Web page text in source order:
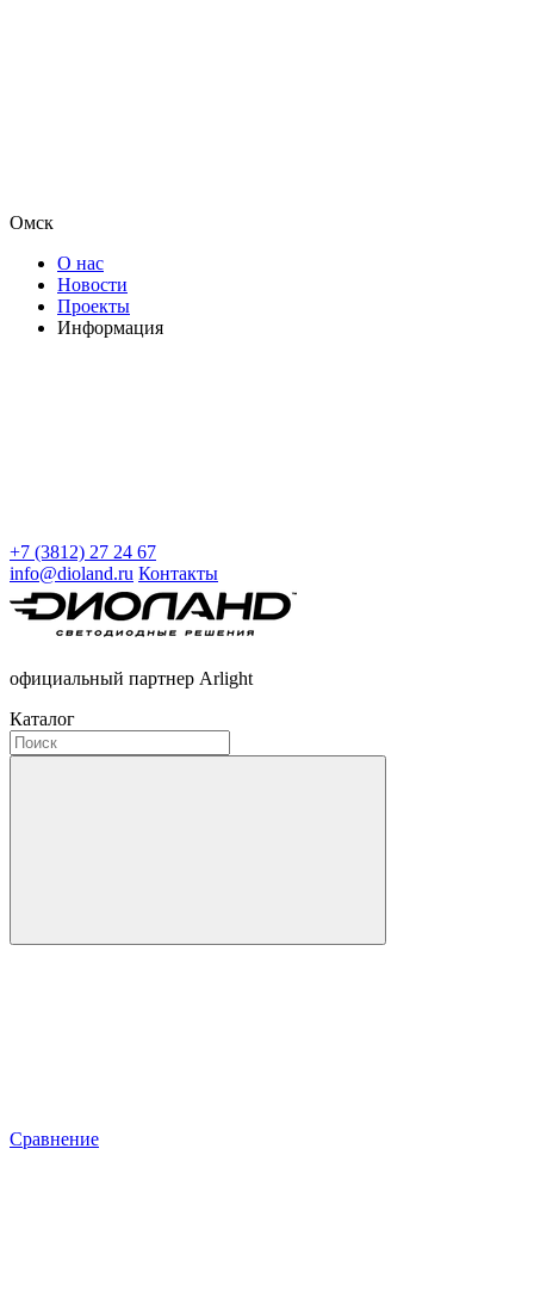
Омск
О нас
Новости
Проекты
Информация
+7 (3812) 27 24 67
info@dioland.ru Контакты
официальный партнер Arlight
Каталог
Сравнение